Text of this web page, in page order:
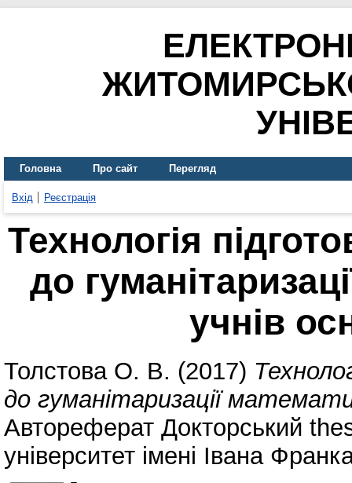
Головна Про сайт Перегляд
Вхід Реєстрація
Технологія
до
учнів
Толстова О. В. (2017)
до гуманітаризації
Автореферат Докторський
університет імені Івана